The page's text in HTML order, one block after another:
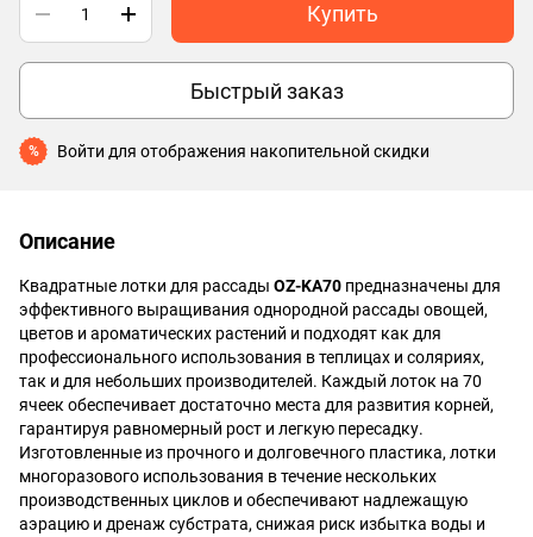
Купить
Быстрый заказ
% Войти для отображения накопительной скидки
Описание
Квадратные лотки для рассады OZ-KA70 предназначены для
эффективного выращивания однородной рассады овощей,
цветов и ароматических растений и подходят как для
профессионального использования в теплицах и соляриях,
так и для небольших производителей. Каждый лоток на 70
ячеек обеспечивает достаточно места для развития корней,
гарантируя равномерный рост и легкую пересадку.
Изготовленные из прочного и долговечного пластика, лотки
многоразового использования в течение нескольких
производственных циклов и обеспечивают надлежащую
аэрацию и дренаж субстрата, снижая риск избытка воды и